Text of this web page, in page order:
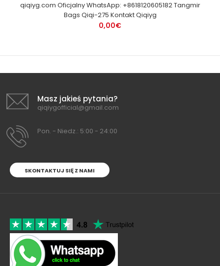
qiqiyg.com Oficjalny WhatsApp: +8618120605182 Tangmir
Bags Qiqi-275 Kontakt Qiqiyg
0,00€
Masz jakieś pytania?
qiqiygofficial@gmail.com
Pon. - Niedz.: 5:00 - 24:00
SKONTAKTUJ SIĘ Z NAMI